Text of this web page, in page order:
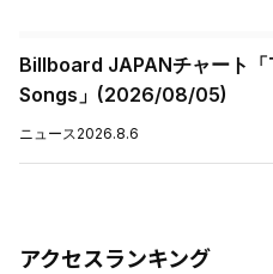
Billboard JAPANチャート
Songs」(2026/08/05)
ニュース 2026.8.6
アクセスランキング